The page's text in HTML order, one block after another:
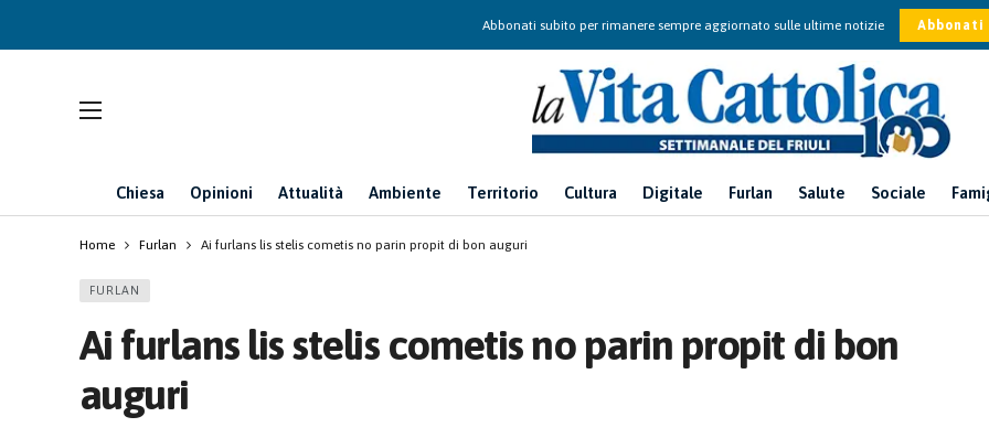
Abbonati subito per rimanere sempre aggiornato sulle ultime notizie Abbonati
Chiesa Opinioni Attualità Ambiente Territorio Cultura Digitale Furlan Salute Sociale
Home Furlan Ai furlans lis stelis cometis no parin propit di bon auguri
FURLAN
Ai furlans lis stelis cometis no parin propit di bon
auguri